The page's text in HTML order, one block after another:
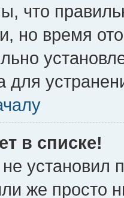
что
но время
для
в списке!
установил
же просто